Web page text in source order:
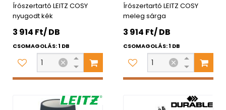
Írószertartó LEITZ COSY
nyugodt kék
3 914 Ft/ DB
CSOMAGOLÁS: 1 DB
Írószertartó LEITZ COSY
meleg sárga
3 914 Ft/ DB
CSOMAGOLÁS: 1 DB